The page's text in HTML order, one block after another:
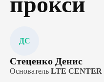
ДС
Стеценко Денис
Основатель LTE CENTER